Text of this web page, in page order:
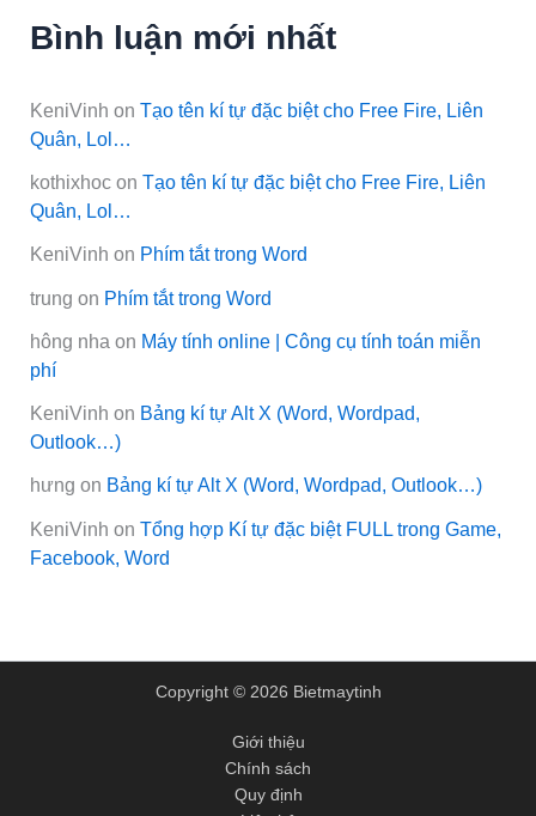
Bình luận mới nhất
KeniVinh onTạo tên kí tự đặc biệt cho Free Fire, Liên
Quân, Lol…
kothixhoc onTạo tên kí tự đặc biệt cho Free Fire, Liên
Quân, Lol…
KeniVinh on Phím tắt trong Word
trung on Phím tắt trong Word
hông nha on Máy tính online | Công cụ tính toán miễn
phí
KeniVinh on Bảng kí tự Alt X (Word, Wordpad,
Outlook…)
hưng on Bảng kí tự Alt X (Word, Wordpad, Outlook…)
KeniVinh onTổng hợp Kí tự đặc biệt FULL trong Game,
Facebook, Word
Copyright © 2026 Bietmaytinh
Giới thiệu
Chính sách
Quy định